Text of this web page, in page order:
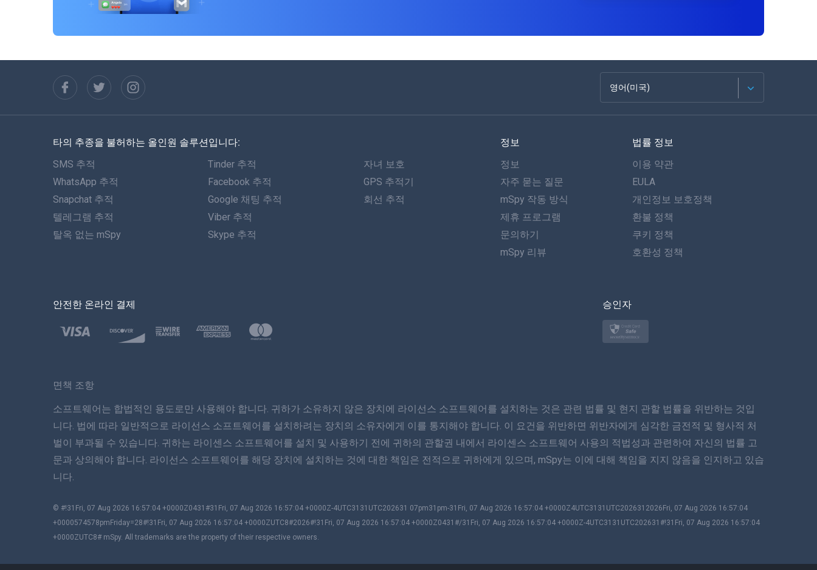
영어(미국)
Français
Español
Deutsch
포르투갈어
이탈리아어
Türkçe
Norsk
Svenska
ภาษาไทย
Dansk
타의 추종을 불허하는 올인원 솔루션입니다:
SMS 추적
WhatsApp 추적
Snapchat 추적
텔레그램 추적
탈옥 없는 mSpy
Tinder 추적
Facebook 추적
Google 채팅 추적
Viber 추적
Skype 추적
자녀 보호
GPS 추적기
회선 추적
정보
정보
자주 묻는 질문
mSpy 작동 방식
제휴 프로그램
문의하기
mSpy 리뷰
법률 정보
이용 약관
EULA
개인정보 보호정책
환불 정책
쿠키 정책
호환성 정책
안전한 온라인 결제 승인자
면책 조항
소프트웨어는 합법적인 용도로만 사용해야 합니다. 귀하가 소유하지 않은 장치에 라이선스 소프트웨어를 설치하는 것은 관련 법률 및 현지 관할 법률을 위반하는 것입
니다. 법에 따라 일반적으로 라이선스 소프트웨어를 설치하려는 장치의 소유자에게 이를 통지해야 합니다. 이 요건을 위반하면 위반자에게 심각한 금전적 및 형사적 처
벌이 부과될 수 있습니다. 귀하는 라이센스 소프트웨어를 설치 및 사용하기 전에 귀하의 관할권 내에서 라이센스 소프트웨어 사용의 적법성과 관련하여 자신의 법률 고
문과 상의해야 합니다. 라이선스 소프트웨어를 해당 장치에 설치하는 것에 대한 책임은 전적으로 귀하에게 있으며, mSpy는 이에 대해 책임을 지지 않음을 인지하고 있습
니다.
© #!31Fri, 07 Aug 2026 16:57:04 +0000Z0431#31Fri, 07 Aug 2026 16:57:04 +0000Z-4UTC3131UTC202631 07pm31pm-31Fri, 07 Aug 2026 16:57:04 +0000Z4UTC3131UTC2026312026Fri, 07 Aug 2026 16:57:04
+0000574578pmFriday=28#!31Fri, 07 Aug 2026 16:57:04 +0000ZUTC8#2026#!31Fri, 07 Aug 2026 16:57:04 +0000Z0431#/31Fri, 07 Aug 2026 16:57:04 +0000Z-4UTC3131UTC202631#!31Fri, 07 Aug 2026 16:57:04
+0000ZUTC8# mSpy. All trademarks are the property of their respective owners.